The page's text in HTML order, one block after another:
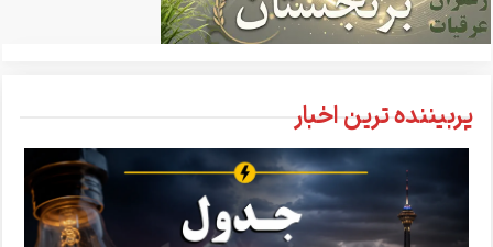
پربیننده ترین اخبار